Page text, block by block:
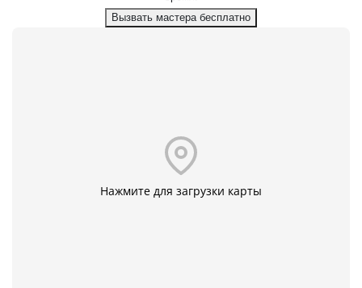
Вызвать мастера бесплатно
Нажмите для загрузки карты